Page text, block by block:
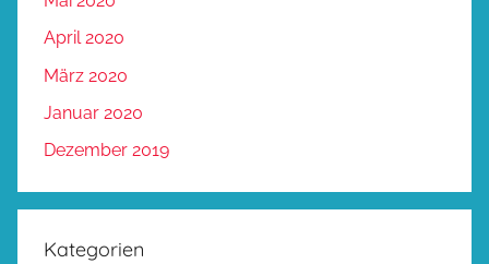
April 2020
März 2020
Januar 2020
Dezember 2019
Kategorien